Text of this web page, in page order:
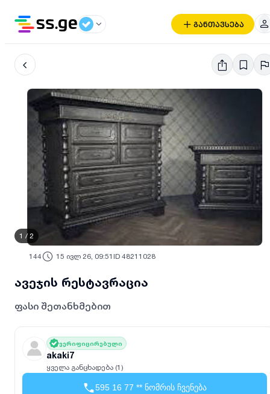
განთავსება
1 / 2
144 15 ივლ 26, 09:51 ID 48211028
ავეჯის რესტავრაცია
ფასი შეთანხმებით
ვერიფიცირებული
akaki7
ყველა განცხადება (1)
595 16 77 ** ნომრის ჩვენება